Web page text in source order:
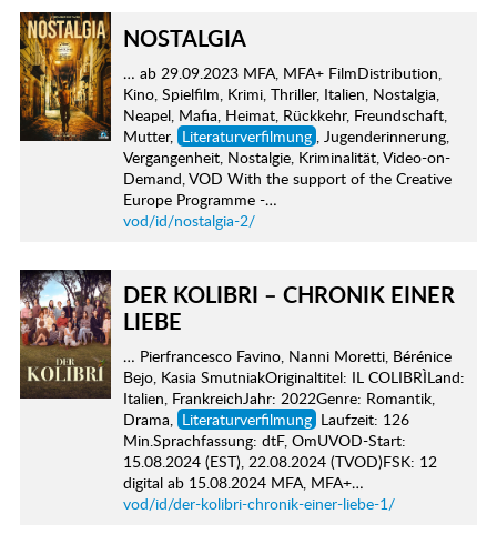
NOSTALGIA
… ab 29.09.2023 MFA, MFA+ FilmDistribution,
Kino, Spielfilm, Krimi, Thriller, Italien, Nostalgia,
Neapel, Mafia, Heimat, Rückkehr, Freundschaft,
Mutter, Literaturverfilmung , Jugenderinnerung,
Vergangenheit, Nostalgie, Kriminalität, Video-on-
Demand, VOD With the support of the Creative
Europe Programme -…
vod/id/nostalgia-2/
DER KOLIBRI – CHRONIK EINER
LIEBE
… Pierfrancesco Favino, Nanni Moretti, Bérénice
Bejo, Kasia SmutniakOriginaltitel: IL COLIBRÌLand:
Italien, FrankreichJahr: 2022Genre: Romantik,
Drama, Literaturverfilmung Laufzeit: 126
Min.Sprachfassung: dtF, OmUVOD-Start:
15.08.2024 (EST), 22.08.2024 (TVOD)FSK: 12
digital ab 15.08.2024 MFA, MFA+…
vod/id/der-kolibri-chronik-einer-liebe-1/